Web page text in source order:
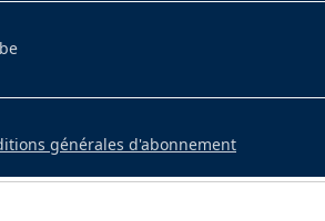
générales d'abonnement